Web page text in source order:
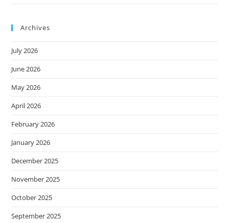
Archives
July 2026
June 2026
May 2026
April 2026
February 2026
January 2026
December 2025
November 2025
October 2025
September 2025